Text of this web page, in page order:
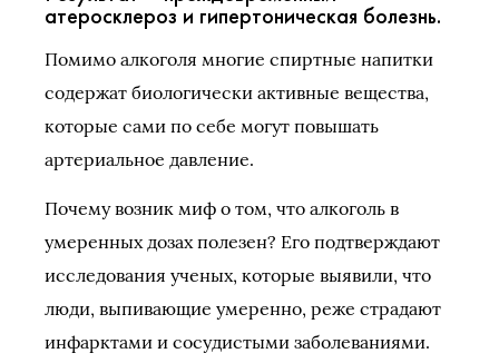
атеросклероз и гипертоническая болезнь.
Помимо алкоголя многие спиртные напитки
содержат биологически активные вещества,
которые сами по себе могут повышать
артериальное давление.
Почему возник миф о том, что алкоголь в
умеренных дозах полезен? Его подтверждают
исследования ученых, которые выявили, что
люди, выпивающие умеренно, реже страдают
инфарктами и сосудистыми заболеваниями.